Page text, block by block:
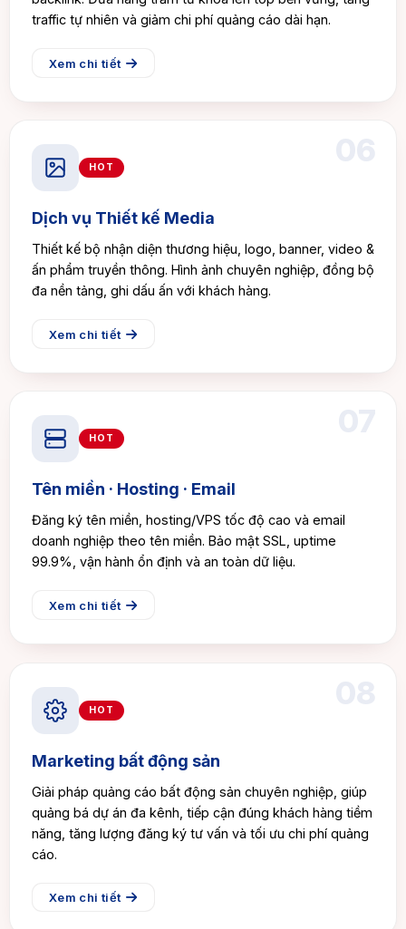
traffic tự nhiên và giảm chi phí quảng cáo dài hạn.
Xem chi tiết
HOT
Dịch vụ Thiết kế Media
Thiết kế bộ nhận diện thương hiệu, logo, banner, video &
ấn phẩm truyền thông. Hình ảnh chuyên nghiệp, đồng bộ
đa nền tảng, ghi dấu ấn với khách hàng.
Xem chi tiết
HOT
Tên miền · Hosting · Email
Đăng ký tên miền, hosting/VPS tốc độ cao và email
doanh nghiệp theo tên miền. Bảo mật SSL, uptime
99.9%, vận hành ổn định và an toàn dữ liệu.
Xem chi tiết
HOT
Marketing bất động sản
Giải pháp quảng cáo bất động sản chuyên nghiệp, giúp
quảng bá dự án đa kênh, tiếp cận đúng khách hàng tiềm
năng, tăng lượng đăng ký tư vấn và tối ưu chi phí quảng
cáo.
Xem chi tiết